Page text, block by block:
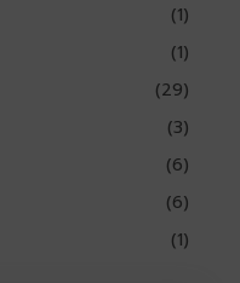
(1)
(1)
(29)
(3)
(6)
(6)
(1)